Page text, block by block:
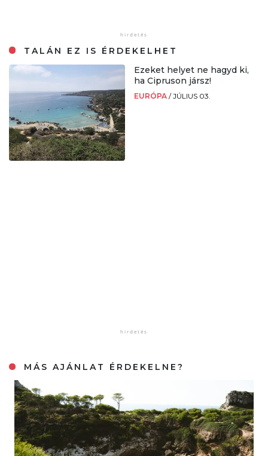
TALÁN EZ IS ÉRDEKELHET
Ezeket helyet ne hagyd ki,
ha Cipruson jársz!
EURÓPA /JÚLIUS 03.
MÁS AJÁNLAT ÉRDEKELNE?